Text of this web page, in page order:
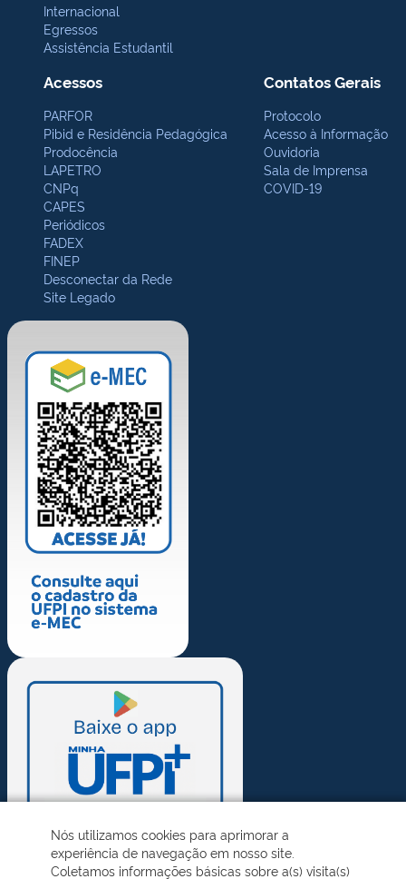
Internacional
Egressos
Assistência Estudantil
Acessos
PARFOR
Pibid e Residência Pedagógica
Prodocência
LAPETRO
CNPq
CAPES
Periódicos
FADEX
FINEP
Desconectar da Rede
Site Legado
Contatos Gerais
Protocolo
Acesso à Informação
Ouvidoria
Sala de Imprensa
COVID-19
Nós utilizamos cookies para aprimorar a
experiência de navegação em nosso site.
Coletamos informações básicas sobre a(s) visita(s)